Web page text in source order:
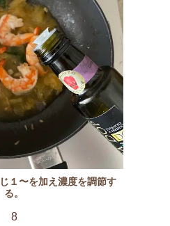
１〜を加え濃度を調節す
る。
8